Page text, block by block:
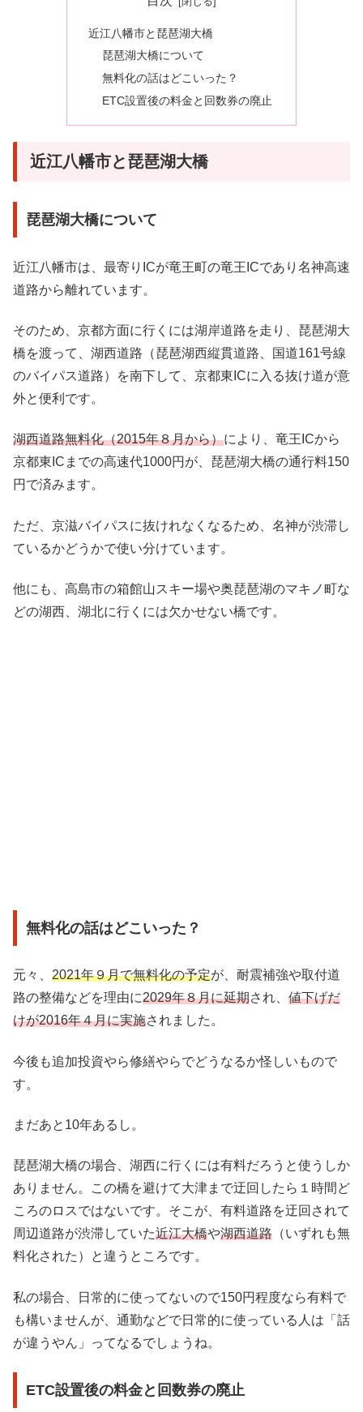
近江八幡市と琵琶湖大橋
琵琶湖大橋について
無料化の話はどこいった？
ETC設置後の料金と回数券の廃止
近江八幡市と琵琶湖大橋
琵琶湖大橋について
近江八幡市は、最寄りICが竜王町の竜王ICであり名神高速
道路から離れています。
そのため、京都方面に行くには湖岸道路を走り、琵琶湖大
橋を渡って、湖西道路（琵琶湖西縦貫道路、国道161号線
のバイパス道路）を南下して、京都東ICに入る抜け道が意
外と便利です。
湖西道路無料化（2015年８月から）により、竜王ICから
京都東ICまでの高速代1000円が、琵琶湖大橋の通行料150
円で済みます。
ただ、京滋バイパスに抜けれなくなるため、名神が渋滞し
ているかどうかで使い分けています。
他にも、高島市の箱館山スキー場や奥琵琶湖のマキノ町な
どの湖西、湖北に行くには欠かせない橋です。
無料化の話はどこいった？
元々、 2021年９月で無料化の予定が、耐震補強や取付道
路の整備などを理由に2029年８月に延期され、 値下げだ
けが2016年４月に実施されました。
今後も追加投資やら修繕やらでどうなるか怪しいもので
す。
まだあと10年あるし。
琵琶湖大橋の場合、湖西に行くには有料だろうと使うしか
ありません。この橋を避けて大津まで迂回したら１時間ど
ころのロスではないです。そこが、有料道路を迂回されて
周辺道路が渋滞していた近江大橋や湖西道路 （いずれも無
料化された）と違うところです。
私の場合、日常的に使ってないので150円程度なら有料で
も構いませんが、通勤などで日常的に使っている人は「話
が違うやん」ってなるでしょうね。
ETC設置後の料金と回数券の廃止